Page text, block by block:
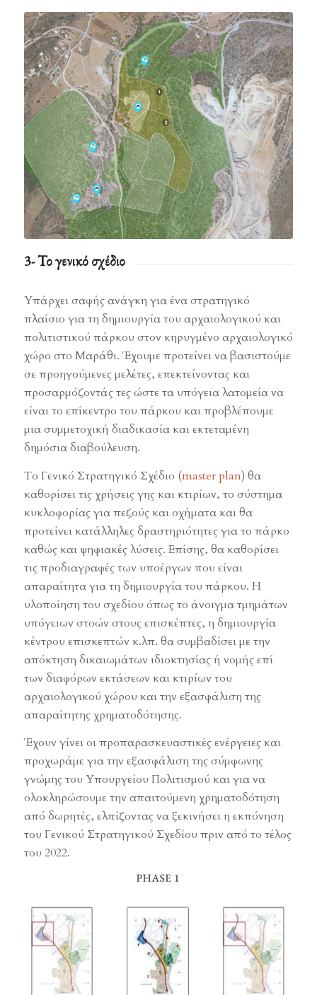
3- Το γενικό σχέδιο
Υπάρχει σαφής ανάγκη για ένα στρατηγικό
πλαίσιο για τη δημιουργία του αρχαιολογικού και
πολιτιστικού πάρκου στον κηρυγμένο αρχαιολογικό
χώρο στο Μαράθι. Έχουμε προτείνει να βασιστούμε
σε προηγούμενες μελέτες, επεκτείνοντας και
προσαρμόζοντάς τες ώστε τα υπόγεια λατομεία να
είναι το επίκεντρο του πάρκου και προβλέπουμε
μια συμμετοχική διαδικασία και εκτεταμένη
δημόσια διαβούλευση.
Το Γενικό Στρατηγικό Σχέδιο (master plan) θα
καθορίσει τις χρήσεις γης και κτιρίων, το σύστημα
κυκλοφορίας για πεζούς και οχήματα και θα
προτείνει κατάλληλες δραστηριότητες για το πάρκο
καθώς και ψηφιακές λύσεις. Επίσης, θα καθορίσει
τις προδιαγραφές των υποέργων που είναι
απαραίτητα για τη δημιουργία του πάρκου. Η
υλοποίηση του σχεδίου όπως το άνοιγμα τμημάτων
υπόγειων στοών στους επισκέπτες, η δημιουργία
κέντρου επισκεπτών κ.λπ. θα συμβαδίσει με την
απόκτηση δικαιωμάτων ιδιοκτησίας ή νομής επί
των διαφόρων εκτάσεων και κτιρίων του
αρχαιολογικού χώρου και την εξασφάλιση της
απαραίτητης χρηματοδότησης.
Έχουν γίνει οι προπαρασκευαστικές ενέργειες και
προχωράμε για την εξασφάλιση της σύμφωνης
γνώμης του Υπουργείου Πολιτισμού και για να
ολοκληρώσουμε την απαιτούμενη χρηματοδότηση
από δωρητές, ελπίζοντας να ξεκινήσει η εκπόνηση
του Γενικού Στρατηγικού Σχεδίου πριν από το τέλος
του 2022.